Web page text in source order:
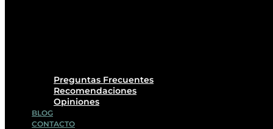
Preguntas Frecuentes
Recomendaciones
Opiniones
BLOG
CONTACTO